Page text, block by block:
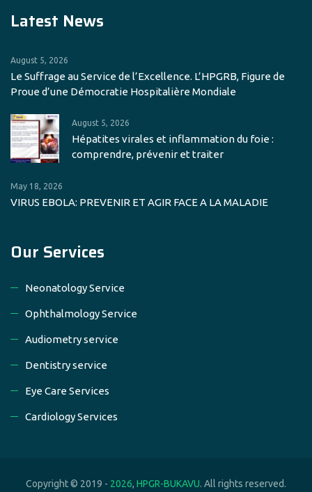
Latest News
August 5, 2026
Le Suffrage au Service de l’Excellence. L’HPGRB, Figure de
Proue d’une Démocratie Hospitalière Mondiale
August 5, 2026
Hépatites virales et inflammation du foie :
comprendre, prévenir et traiter
May 18, 2026
VIRUS EBOLA: PREVENIR ET AGIR FACE A LA MALADIE
Our Services
Neonatology Service
Ophthalmology Service
Audiometry service
Dentistry service
Eye Care Services
Cardiology Services
Copyright © 2019 - 2026, HPGR-BUKAVU. All rights reserved.